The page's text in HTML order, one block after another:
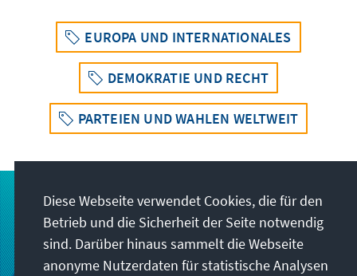
EUROPA UND INTERNATIONALES
DEMOKRATIE UND RECHT
PARTEIEN UND WAHLEN WELTWEIT
Diese Webseite verwendet Cookies, die für den
Betrieb und die Sicherheit der Seite notwendig
sind. Darüber hinaus sammelt die Webseite
anonyme Nutzerdaten für statistische Analysen